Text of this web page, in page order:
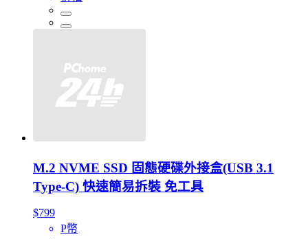
M.2 NVME SSD 固態硬碟外接盒(USB 3.1
Type-C) 快速簡易拆裝 免工具
$799
P幣